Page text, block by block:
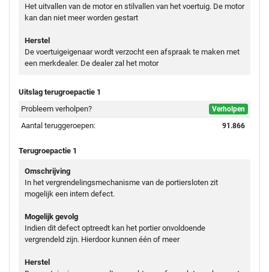
Het uitvallen van de motor en stilvallen van het voertuig. De motor
kan dan niet meer worden gestart
Herstel
De voertuigeigenaar wordt verzocht een afspraak te maken met
een merkdealer. De dealer zal het motor
Uitslag terugroepactie 1
Probleem verholpen?
Verholpen
Aantal teruggeroepen: 91.866
Terugroepactie 1
Omschrijving
In het vergrendelingsmechanisme van de portiersloten zit
mogelijk een intern defect.
Mogelijk gevolg
Indien dit defect optreedt kan het portier onvoldoende
vergrendeld zijn. Hierdoor kunnen één of meer
Herstel